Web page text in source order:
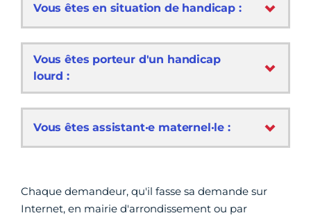
Vous êtes en situation de handicap :
Vous êtes porteur d'un handicap
lourd :
Vous êtes assistant·e maternel·le :
Chaque demandeur, qu'il fasse sa demande sur
Internet, en mairie d'arrondissement ou par